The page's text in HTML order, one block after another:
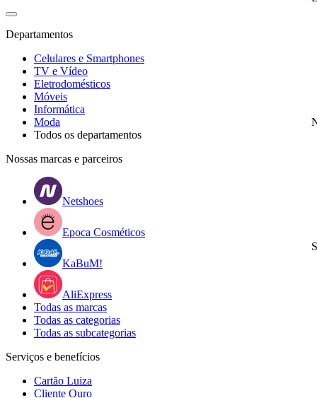
Departamentos
Celulares e Smartphones
TV e Vídeo
Eletrodomésticos
Móveis
Informática
Moda
Todos os departamentos
Nossas marcas e parceiros
Netshoes
Epoca Cosméticos
KaBuM!
AliExpress
Todas as marcas
Todas as categorias
Todas as subcategorias
Serviços e benefícios
Cartão Luiza
Cliente Ouro